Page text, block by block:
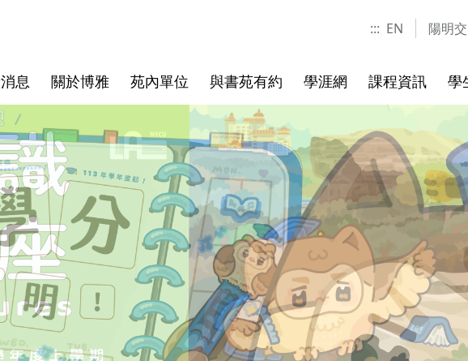
::: EN 陽明
息 關於博雅 苑內單位
體育教育中心 藝文中心
與書苑有約
常見問題
學涯網 課程資訊
心理學跨域學程 書苑課程
學
國立陽明交通大學單一入口 書苑新生指引